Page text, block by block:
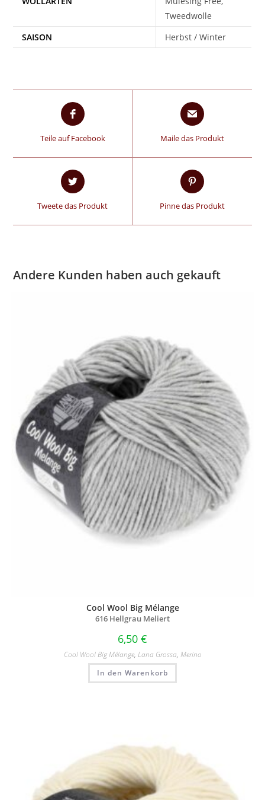
Tweedwolle
SAISON
Herbst / Winter
Teile auf Facebook Maile das Produkt
Tweete das Produkt Pinne das Produkt
Andere Kunden haben auch gekauft
Cool Wool Big Mélange
616 Hellgrau Meliert
6,50 €
Cool Wool Big Mélange, Lana Grossa, Merino
In den Warenkorb